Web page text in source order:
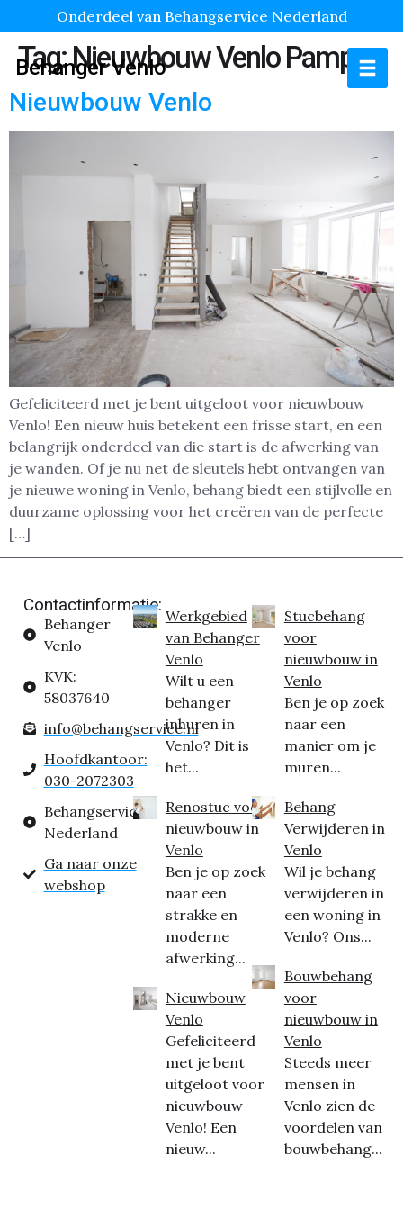
Onderdeel van Behangservice Nederland
Behanger Venlo
Tag:Nieuwbouw Venlo Pampus
Nieuwbouw Venlo
Gefeliciteerd met je bent uitgeloot voor nieuwbouw
Venlo! Een nieuw huis betekent een frisse start, en een
belangrijk onderdeel van die start is de afwerking van
je wanden. Of je nu net de sleutels hebt ontvangen van
je nieuwe woning in Venlo, behang biedt een stijlvolle en
duurzame oplossing voor het creëren van de perfecte
[…]
Contactinformatie:
Behanger
Venlo
KVK:
58037640
info@behangservice.nl
Hoofdkantoor:
030-2072303
Behangservice
Nederland
Ga naar onze
webshop
Werkgebied
van Behanger
Venlo
Wilt u een
behanger
inhuren in
Venlo? Dit is
het...
Renostuc voor
nieuwbouw in
Venlo
Ben je op zoek
naar een
strakke en
moderne
afwerking...
Nieuwbouw
Venlo
Gefeliciteerd
met je bent
uitgeloot voor
nieuwbouw
Venlo! Een
nieuw...
Stucbehang
voor
nieuwbouw in
Venlo
Ben je op zoek
naar een
manier om je
muren...
Behang
Verwijderen in
Venlo
Wil je behang
verwijderen in
een woning in
Venlo? Ons...
Bouwbehang
voor
nieuwbouw in
Venlo
Steeds meer
mensen in
Venlo zien de
voordelen van
bouwbehang...